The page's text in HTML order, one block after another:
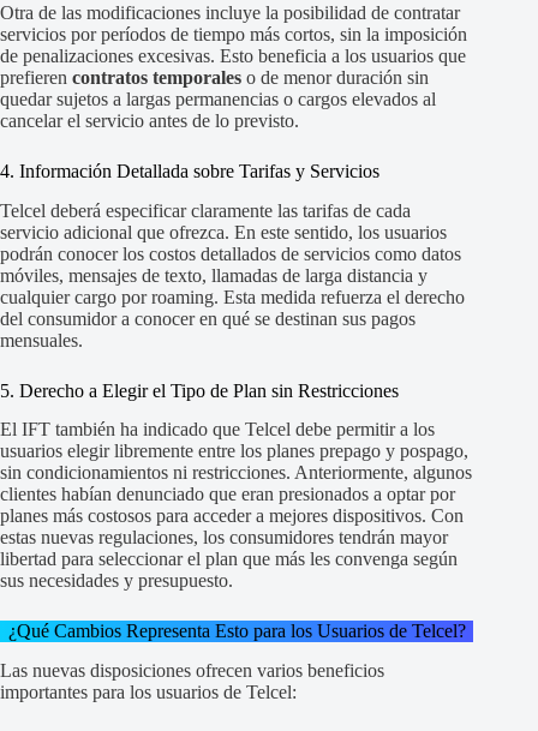
Otra de las modificaciones incluye la posibilidad de contratar
servicios por períodos de tiempo más cortos, sin la imposición
de penalizaciones excesivas. Esto beneficia a los usuarios que
prefieren contratos temporales o de menor duración sin
quedar sujetos a largas permanencias o cargos elevados al
cancelar el servicio antes de lo previsto.
4. Información Detallada sobre Tarifas y Servicios
Telcel deberá especificar claramente las tarifas de cada
servicio adicional que ofrezca. En este sentido, los usuarios
podrán conocer los costos detallados de servicios como datos
móviles, mensajes de texto, llamadas de larga distancia y
cualquier cargo por roaming. Esta medida refuerza el derecho
del consumidor a conocer en qué se destinan sus pagos
mensuales.
5. Derecho a Elegir el Tipo de Plan sin Restricciones
El IFT también ha indicado que Telcel debe permitir a los
usuarios elegir libremente entre los planes prepago y pospago,
sin condicionamientos ni restricciones. Anteriormente, algunos
clientes habían denunciado que eran presionados a optar por
planes más costosos para acceder a mejores dispositivos. Con
estas nuevas regulaciones, los consumidores tendrán mayor
libertad para seleccionar el plan que más les convenga según
sus necesidades y presupuesto.
¿Qué Cambios Representa Esto para los Usuarios de Telcel?
Las nuevas disposiciones ofrecen varios beneficios
importantes para los usuarios de Telcel: